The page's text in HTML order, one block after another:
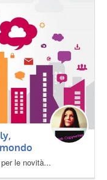
le novità...